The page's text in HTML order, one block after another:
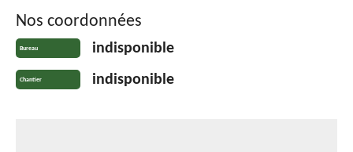
Nos coordonnées
Bureau indisponible
Chantier indisponible